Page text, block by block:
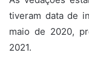
tiveram data de
maio de 2020,
2021.